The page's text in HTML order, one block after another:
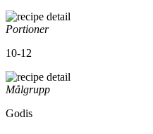
Portioner
10-12
Målgrupp
Godis